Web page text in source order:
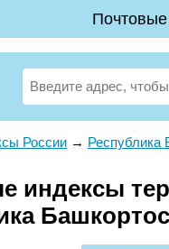
России → Республика
индексы